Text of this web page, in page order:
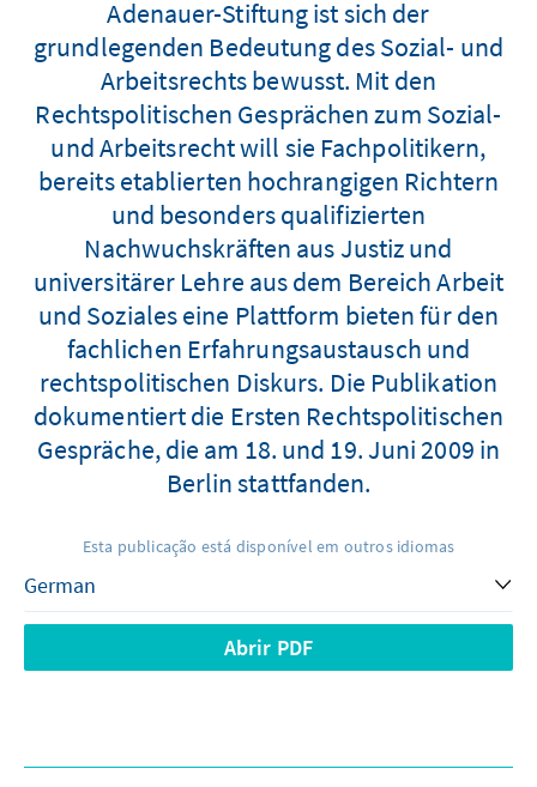
Adenauer-Stiftung ist sich der
grundlegenden Bedeutung des Sozial- und
Arbeitsrechts bewusst. Mit den
Rechtspolitischen Gesprächen zum Sozial-
und Arbeitsrecht will sie Fachpolitikern,
bereits etablierten hochrangigen Richtern
und besonders qualifizierten
Nachwuchskräften aus Justiz und
universitärer Lehre aus dem Bereich Arbeit
und Soziales eine Plattform bieten für den
fachlichen Erfahrungsaustausch und
rechtspolitischen Diskurs. Die Publikation
dokumentiert die Ersten Rechtspolitischen
Gespräche, die am 18. und 19. Juni 2009 in
Berlin stattfanden.
Esta publicação está disponível em outros idiomas
Abrir PDF